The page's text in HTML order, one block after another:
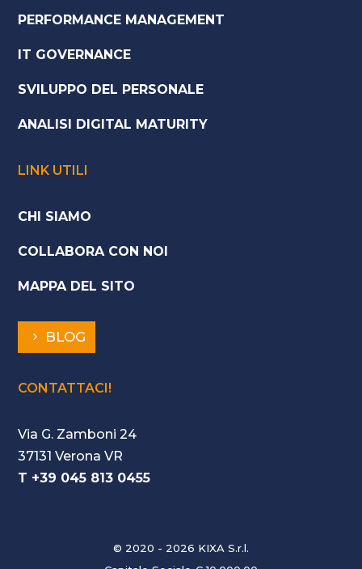
PERFORMANCE MANAGEMENT
IT GOVERNANCE
SVILUPPO DEL PERSONALE
ANALISI DIGITAL MATURITY
LINK UTILI
CHI SIAMO
COLLABORA CON NOI
MAPPA DEL SITO
BLOG
CONTATTACI!
Via G. Zamboni 24
37131 Verona VR
T +39 045 813 0455
© 2020 - 2026 KIXA S.r.l.